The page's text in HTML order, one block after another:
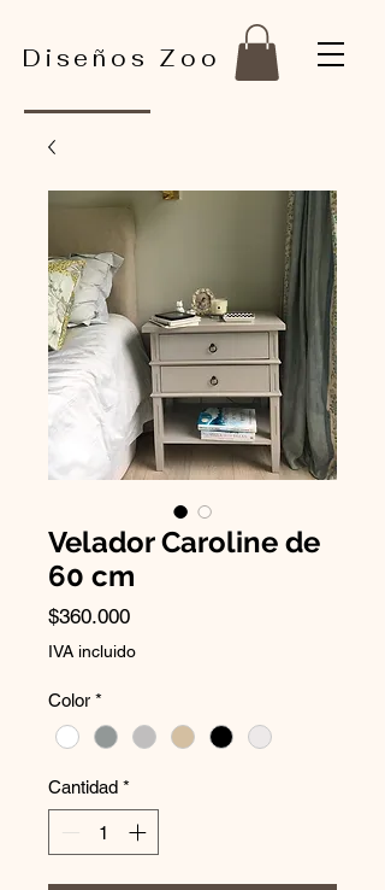
Diseños Zoo
Velador Caroline de
60 cm
$360.000Precio
IVA incluido
Color *
Cantidad *